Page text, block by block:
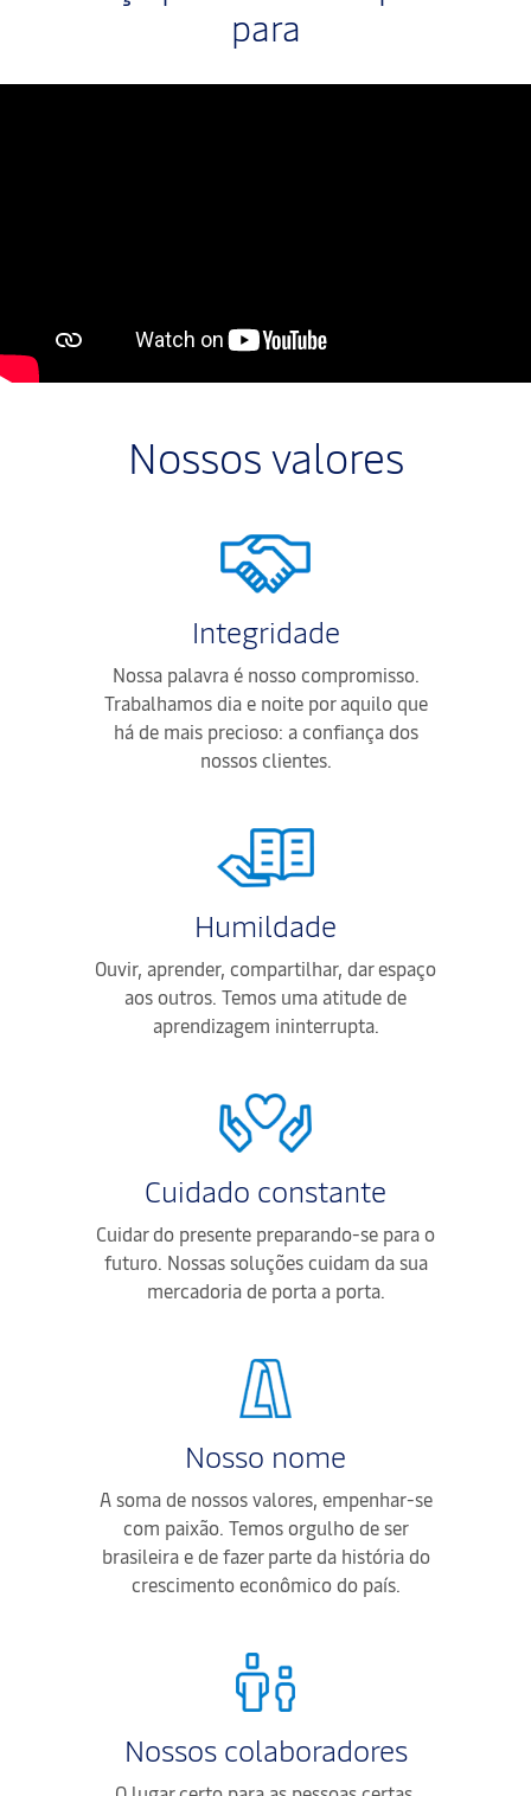
para
Nossos valores
Integridade
Nossa palavra é nosso compromisso.
Trabalhamos dia e noite por aquilo que
há de mais precioso: a confiança dos
nossos clientes.
Humildade
Ouvir, aprender, compartilhar, dar espaço
aos outros. Temos uma atitude de
aprendizagem ininterrupta.
Cuidado constante
Cuidar do presente preparando-se para o
futuro. Nossas soluções cuidam da sua
mercadoria de porta a porta.
Nosso nome
A soma de nossos valores, empenhar-se
com paixão. Temos orgulho de ser
brasileira e de fazer parte da história do
crescimento econômico do país.
Nossos colaboradores